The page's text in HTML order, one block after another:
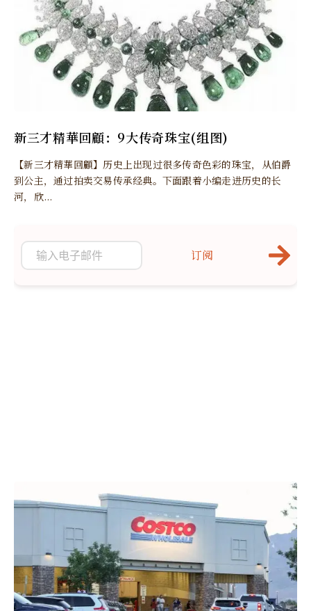
新三才精華回顧：9大传奇珠宝(组图)
【新三才精華回顧】历史上出现过很多传奇色彩的珠宝，从伯爵
到公主，通过拍卖交易传承经典。下面跟着小编走进历史的长
河，欣...
订阅